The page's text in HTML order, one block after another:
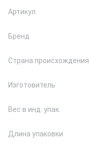
Артикул
Бренд
Страна происхождения
Изготовитель
Вес в инд. упак.
Длина упаковки